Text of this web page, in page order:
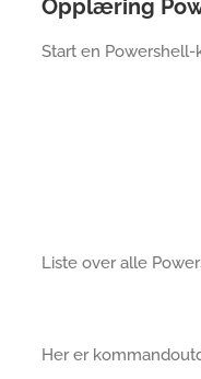
Opplæring
Start en
Liste over alle
Her er